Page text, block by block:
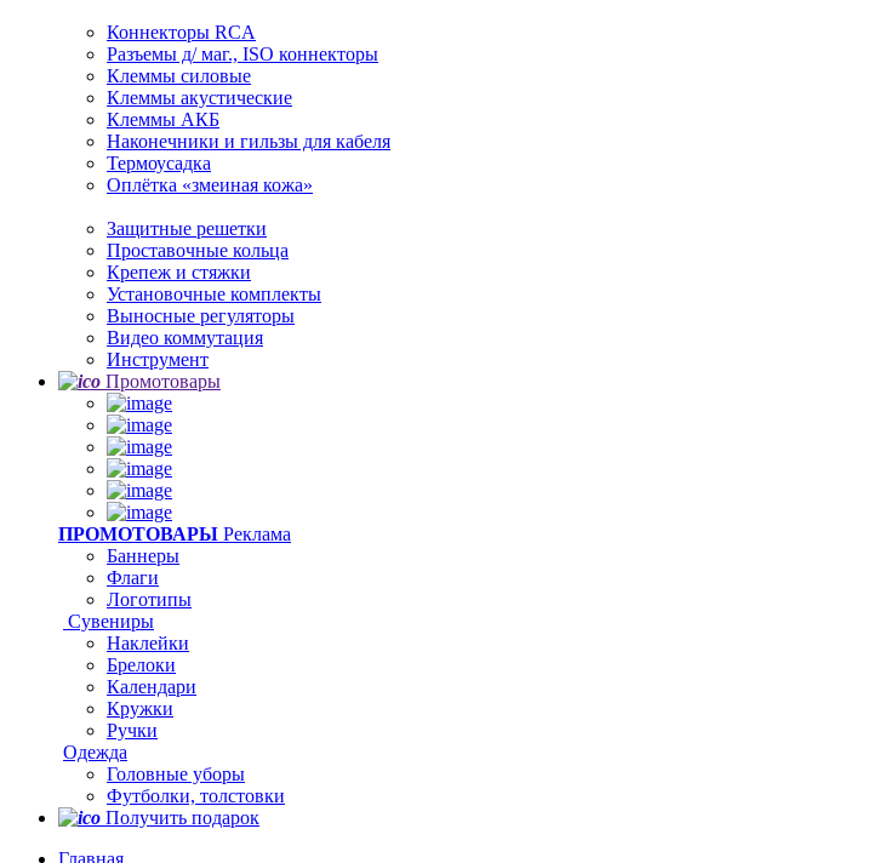
Коннекторы RCA
Разъемы д/ маг., ISO коннекторы
Клеммы силовые
Клеммы акустические
Клеммы АКБ
Наконечники и гильзы для кабеля
Термоусадка
Оплётка «змеиная кожа»
Защитные решетки
Проставочные кольца
Крепеж и стяжки
Установочные комплекты
Выносные регуляторы
Видео коммутация
Инструмент
Промотовары
ПРОМОТОВАРЫ Реклама
Баннеры
Флаги
Логотипы
Сувениры
Наклейки
Брелоки
Календари
Кружки
Ручки
Одежда
Головные уборы
Футболки, толстовки
Получить подарок
Главная